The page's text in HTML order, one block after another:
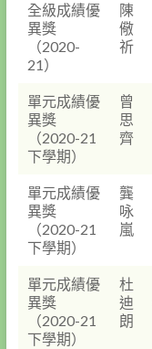
全級成績優
異獎
（2020-
21）
陳
儆
祈
單元成績優
異獎
（2020-21
下學期）
曾
思
齊
單元成績優
異獎
（2020-21
下學期）
龔
咏
嵐
單元成績優
異獎
（2020-21
下學期）
杜
迪
朗